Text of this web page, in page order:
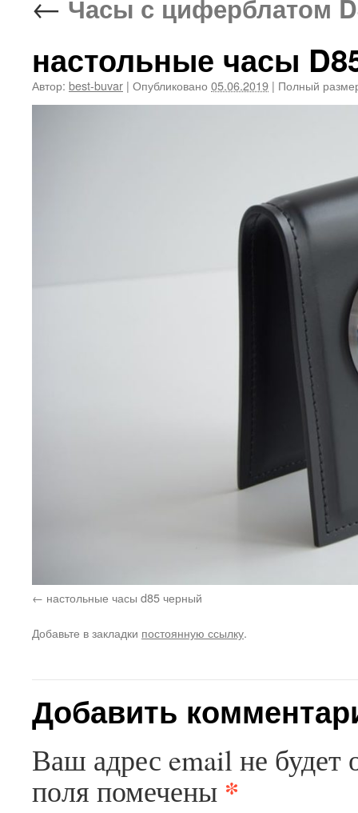
Часы с циферблатом
настольные часы
Автор: best-buvar | Опубликовано 05.06.2019 | Полный
настольные часы d85 черный
Добавьте в закладки постоянную ссылку.
Добавить
Ваш адрес email не будет
поля помечены *